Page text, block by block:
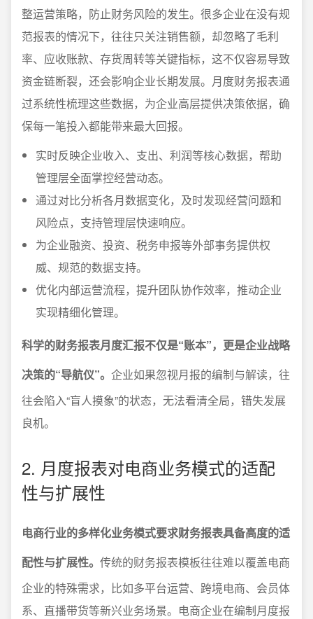
整运营策略，防止财务风险的发生。很多企业在没有规
范报表的情况下，往往只关注销售额，却忽略了毛利
率、应收账款、存货周转等关键指标，这不仅容易导致
资金链断裂，还会影响企业长期发展。月度财务报表通
过系统性梳理这些数据，为企业高层提供决策依据，确
保每一笔投入都能带来最大回报。
实时反映企业收入、支出、利润等核心数据，帮助
管理层全面掌控经营动态。
通过对比分析各月数据变化，及时发现经营问题和
风险点，支持管理层快速响应。
为企业融资、投资、税务申报等外部事务提供权
威、规范的数据支持。
优化内部运营流程，提升团队协作效率，推动企业
实现精细化管理。
科学的财务报表月度汇报不仅是“账本”，更是企业战略
决策的“导航仪”。 企业如果忽视月报的编制与解读，往
往会陷入“盲人摸象”的状态，无法看清全局，错失发展
良机。
2. 月度报表对电商业务模式的适配
性与扩展性
电商行业的多样化业务模式要求财务报表具备高度的适
配性与扩展性。 传统的财务报表模板往往难以覆盖电商
企业的特殊需求，比如多平台运营、跨境电商、会员体
系、直播带货等新兴业务场景。电商企业在编制月度报